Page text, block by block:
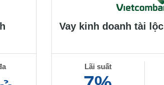
Vay kinh doanh tài lộc
Lãi suất